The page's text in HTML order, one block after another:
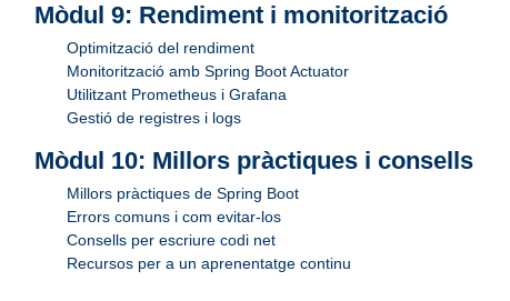
Mòdul 9: Rendiment i monitorització
Optimització del rendiment
Monitorització amb Spring Boot Actuator
Utilitzant Prometheus i Grafana
Gestió de registres i logs
Mòdul 10: Millors pràctiques i consells
Millors pràctiques de Spring Boot
Errors comuns i com evitar-los
Consells per escriure codi net
Recursos per a un aprenentatge continu